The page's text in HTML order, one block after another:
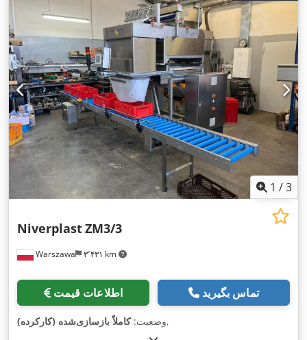
1 /3
Warszawa ۳٬۴۳۱ km
NiverplastZM3/3
اطلاعات قیمت تماس بگیرید
وضعیت:کاملاً بازسازی‌شده (کارکرده) ,